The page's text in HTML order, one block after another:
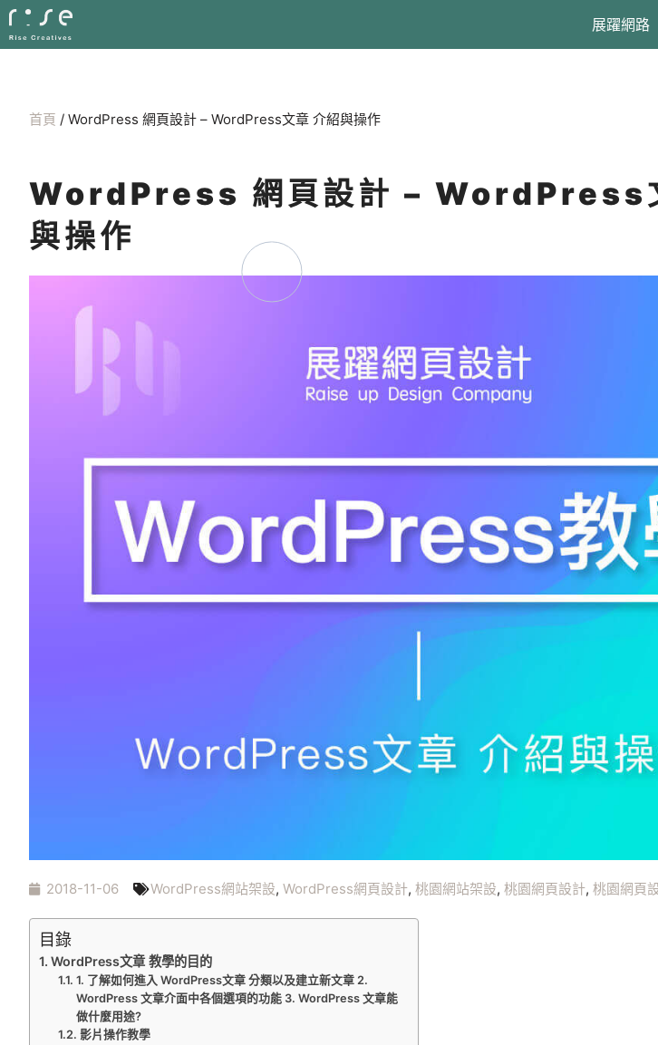
展躍網路
首頁 / WordPress 網頁設計 – WordPress文章 介紹與操作
WordPress 網頁設計 – WordPress
與操作
2018-11-06 WordPress網站架設, WordPress網頁設計, 桃園網站架設, 桃園網頁設計, 桃園網頁
目錄
WordPress文章 教學的目的
1. 了解如何進入 WordPress文章 分類以及建立新文章 2.
WordPress 文章介面中各個選項的功能 3. WordPress 文章能
做什麼用途?
影片操作教學